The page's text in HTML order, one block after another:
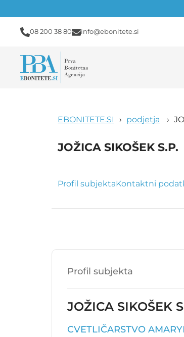
08 200 38 80 info@ebonitete.si
EBONITETE.SI podjetja
JOŽICA SIKOŠEK S.P.
Profil subjektaKontaktni
Profil subjekta
JOŽICA SIKOŠEK
CVETLIČARSTVO